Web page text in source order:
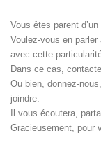
Vous êtes parent
Voulez-vous en
avec cette
Dans ce cas,
Ou bien, donnez-
joindre.
Il vous écoutera,
Gracieusement, pour